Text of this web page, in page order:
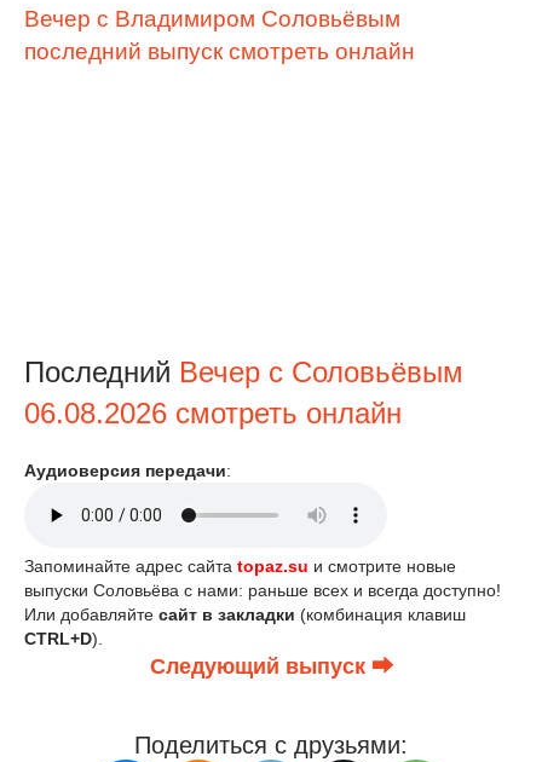
Вечер с Владимиром Соловьёвым
последний выпуск смотреть онлайн
Последний Вечер с Соловьёвым
06.08.2026 смотреть онлайн
Аудиоверсия передачи:
Запоминайте адрес сайта topaz.su и смотрите новые
выпуски Соловьёва с нами: раньше всех и всегда доступно!
Или добавляйте сайт в закладки (комбинация клавиш
CTRL+D).
Следующий выпуск ⮕
Поделиться с друзьями: